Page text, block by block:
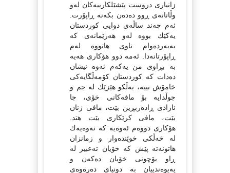
زانیاری دروست پێشێلكارییه‌كان له‌و
وڵاتانه‌ی ڕوو ده‌ده‌ن بكه‌نه‌ ڕاپۆرت.
ئه‌م چه‌ند ساڵه‌ی دوایی كوردستان
یه‌كێك بووه‌ له‌و هه‌رێمانه‌ی كه‌
به‌به‌رده‌وام ناوی هاتووه‌ له‌م
ڕاپۆرتانه‌دا. ئه‌مه‌ دوو هۆكاری هه‌یه‌
به‌ بڕاوی من یه‌كه‌م ئه‌وه‌ نیشان
ده‌دات كه‌ كوردستان كۆمه‌ڵگایه‌كی
خامۆش نییه‌، به‌ڵكو هێزێك له‌ جم و
جوڵدایه‌ بۆ مافه‌كانی خۆی، جا
ئازادی ڕاده‌ربڕین بێت، مافی ژنان
بێت، مافی كرێكاری بێت هتد.
هۆكاری دووه‌م ئه‌وه‌یه‌ كه‌ نه‌وه‌یه‌ك
له‌ خه‌ڵكی خوێنده‌وار و زمانزان
هاتونه‌ته‌ پێش كه‌ خۆیان ته‌عبیر له‌
ڕاو بۆچونی خۆیان ده‌كه‌ن و
په‌یوه‌ندییان به‌ دونیای ده‌ره‌وه‌ی